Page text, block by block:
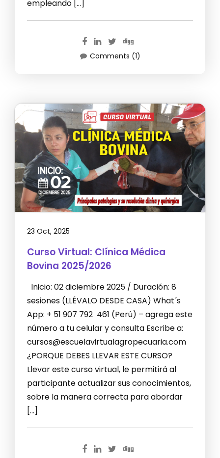
empleando […]
Comments (1)
23 Oct, 2025
Curso Virtual: Clínica Médica
Bovina 2025/2026
Inicio: 02 diciembre 2025 / Duración: 8
sesiones (LLÉVALO DESDE CASA) What´s
App: + 51 907 792 461 (Perú) – agrega este
número a tu celular y consulta Escribe a:
cursos@escuelavirtualagropecuaria.com
¿PORQUE DEBES LLEVAR ESTE CURSO?
Llevar este curso virtual, le permitirá al
participante actualizar sus conocimientos,
sobre la manera correcta para abordar
[…]